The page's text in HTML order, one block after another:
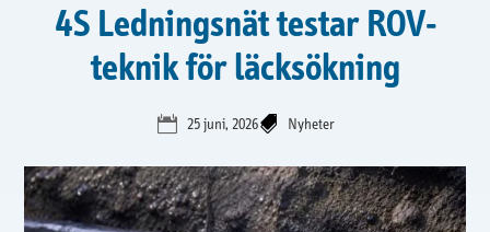
4S Ledningsnät testar ROV-
teknik för läcksökning
 25 juni, 2026 Nyheter